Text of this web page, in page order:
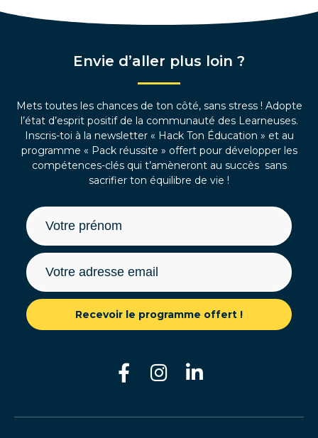
Envie d’aller plus loin ?
Mets toutes les chances de ton côté, sans stress ! Adopte
l’état d’esprit positif de la communauté des Learneuses.
Inscris-toi à la newsletter « Hack Ton Éducation » et au
programme « Pack réussite » offert pour développer les
compétences-clés qui t’amèneront au succès sans
sacrifier ton équilibre de vie !
Recevoir le programme offert !